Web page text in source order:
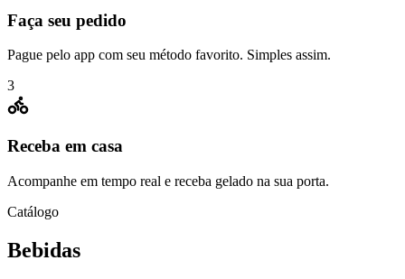
Faça seu pedido
Pague pelo app com seu método favorito. Simples assim.
3
Receba em casa
Acompanhe em tempo real e receba gelado na sua porta.
Catálogo
Bebidas